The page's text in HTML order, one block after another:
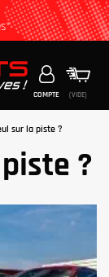
COMPTE (VIDE)
sur la piste ?
?